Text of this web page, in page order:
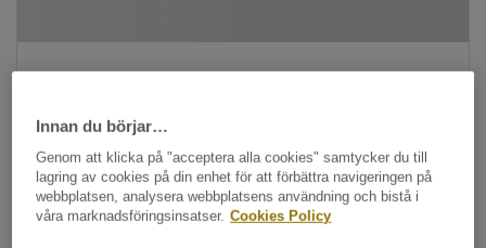
Innan du börjar…
Genom att klicka på "acceptera alla cookies" samtycker du till
lagring av cookies på din enhet för att förbättra navigeringen på
webbplatsen, analysera webbplatsens användning och bistå i
våra marknadsföringsinsatser. Cookies Policy